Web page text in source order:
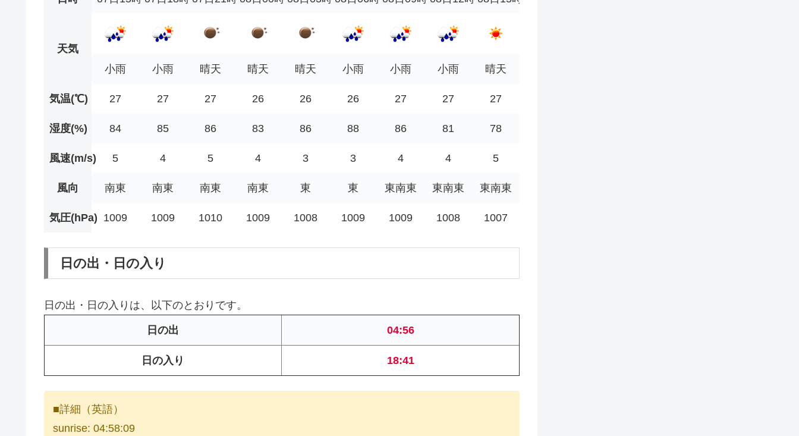
天気
小雨
小雨 晴天 晴天 晴天 小雨 小雨 小雨 晴天
気温(℃) 27 27 27 26 26 26 27 27 27
湿度(%) 84 85 86 83 86 88 86 81 78
風速(m/s) 5 4 5 4 3 3 4 4 5
風向 南東 南東 南東 南東 東 東 東南東 東南東 東南東
気圧(hPa) 1009 1009 1010 1009 1008 1009 1009 1008 1007
日の出・日の入り
日の出・日の入りは、以下のとおりです。
日の出 04:56
日の入り 18:41
■詳細（英語）
sunrise: 04:58:09